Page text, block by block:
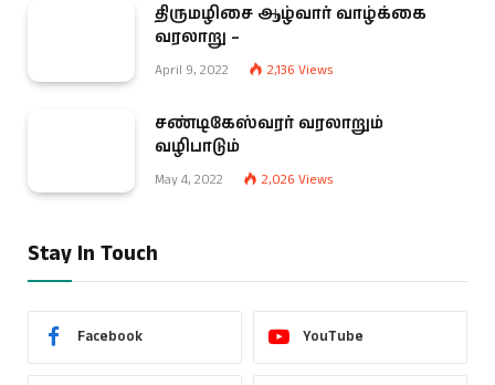
திருமழிசை ஆழ்வார் வாழ்க்கை
வரலாறு –
April 9, 2022 2,136 Views
சண்டிகேஸ்வரர் வரலாறும்
வழிபாடும்
May 4, 2022 2,026 Views
Stay In Touch
Facebook YouTube